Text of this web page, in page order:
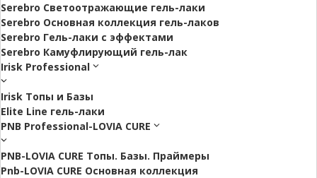
Serebro Светоотражающие гель-лаки
Serebro Основная коллекция гель-лаков
Serebro Гель-лаки с эффектами
Serebro Камуфлирующий гель-лак
Irisk Professional
Irisk Топы и Базы
Elite Line гель-лаки
PNB Professional-LOVIA CURE
PNB-LOVIA CURE Топы. Базы. Праймеры
Pnb-LOVIA CURE Основная коллекция